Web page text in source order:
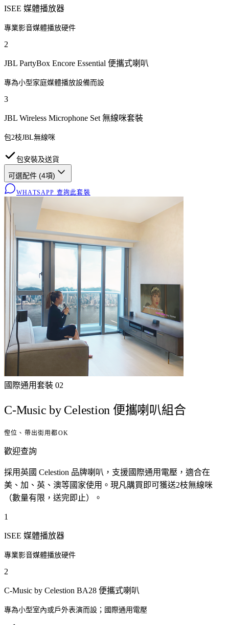
ISEE 媒體播放器
專業影音媒體播放硬件
2
JBL PartyBox Encore Essential 便攜式喇叭
專為小型家庭媒體播放設備而設
3
JBL Wireless Microphone Set 無線咪套裝
包2枝JBL無線咪
包安裝及送貨
可選配件 (4項)
WHATSAPP 查詢此套裝
國際通用套裝 02
C-Music by Celestion 便攜喇叭組合
慳位、帶出街用都OK
歡迎查詢
採用英國 Celestion 品牌喇叭，支援國際通用電壓，適合在
美、加、英、澳等國家使用。現凡購買即可獲送2枝無線咪
（數量有限，送完即止）。
1
ISEE 媒體播放器
專業影音媒體播放硬件
2
C-Music by Celestion BA28 便攜式喇叭
專為小型室內或戶外表演而設；國際通用電壓